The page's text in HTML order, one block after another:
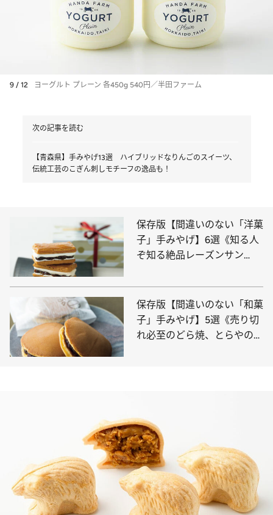
9 / 12 ヨーグルト プレーン 各450g 540円／半田ファーム
次の記事を読む
【青森県】手みやげ13選 ハイブリッドなりんごのスイーツ、
伝統工芸のこぎん刺しモチーフの逸品も！
保存版【間違いのない「洋菓
子」手みやげ】6選《知る人
ぞ知る絶品レーズンサン
なレモンケーキ…》
保存版【間違いのない「和菓
子」手みやげ】5選《売り切
れ必至のどら焼、とらやの限